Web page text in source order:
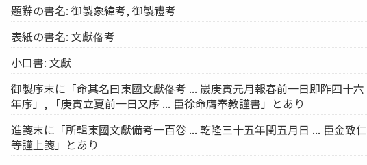
題辭の書名: 御製象緯考, 御製禮考
表紙の書名: 文獻俻考
小口書: 文獻
御製序末に「命其名曰東國文獻俻考 ... 嵗庚寅元月報春前一日即阼四十六
年序」, 「庚寅立夏前一日又序 ... 臣徐命膺奉教謹書」とあり
進箋末に「所輯東國文獻備考一百卷 ... 乾隆三十五年閏五月日 ... 臣金致仁
等謹上箋」とあり